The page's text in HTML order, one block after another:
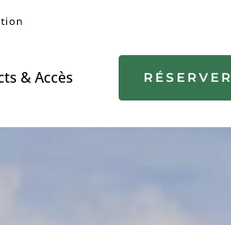
& Accès RÉSERVER